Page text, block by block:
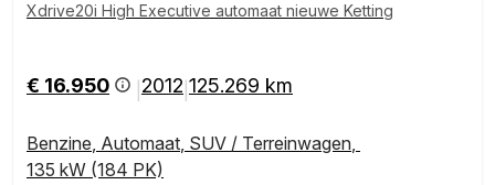
Xdrive20i High Executive automaat nieuwe Ketting
€ 16.950 2012 125.269 km
Benzine, Automaat, SUV / Terreinwagen,
135 kW (184 PK)